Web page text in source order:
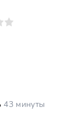
43 минуты